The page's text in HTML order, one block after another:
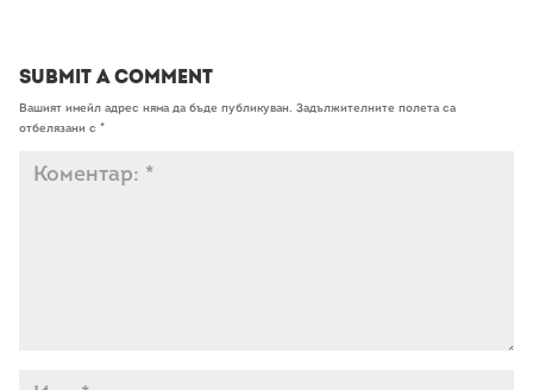
Submit a Comment
Вашият имейл адрес няма да бъде публикуван. Задължителните полета са
отбелязани с *